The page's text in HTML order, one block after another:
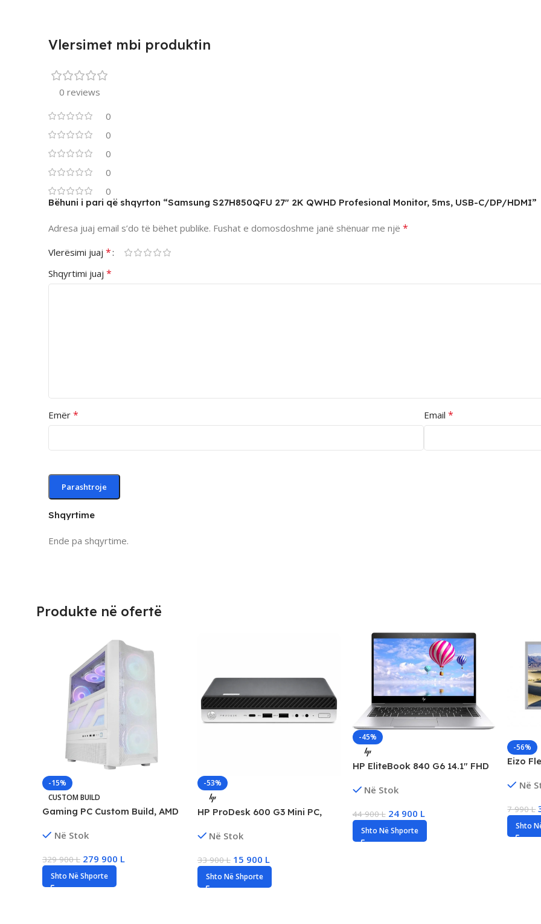
Vlersimet mbi produktin
0 reviews
0
0
0
0
0
Shqyrtime
Ende pa shqyrtime.
Bëhuni i pari që shqyrton “Samsung S27H850QFU 27″ 2K QWHD Profesional Monitor, 5ms, USB-C/DP/HDMI”
Adresa juaj email s’do të bëhet publike. Fushat e domosdoshme janë shënuar me një *
Vlerësimi juaj *
Shqyrtimi juaj *
Emër * Email *
Produkte në ofertë
-15%
CUSTOM BUILD
Gaming PC Custom Build, AMD
SSD NVMe, NVIDIA RTX 5070 Ti
Në Stok
329 900L 279 900 L
Shto Në Shporte
-53%
HP ProDesk 600 G3 Mini PC,
SSDNë Stok
33 900L 15 900 L
Shto Në Shporte
-45%
HP EliteBook 840 G6 14.1″ FHD
16GB DDR4, 512GB SSD NVMe,
Në Stok
44 900L 24 900 L
Shto Në Shporte
-56%
Eizo
5ms,Në
7 990L
Shto